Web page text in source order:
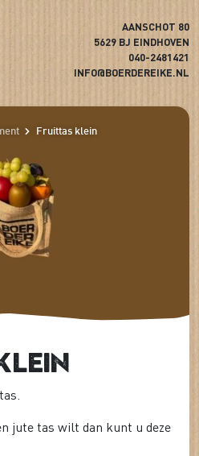
AANSCHOT 80
5629 BJ EINDHOVEN
040-2481421
INFO@BOERDEREIKE.NL
Fruittas klein
jute tas wilt dan kunt u deze